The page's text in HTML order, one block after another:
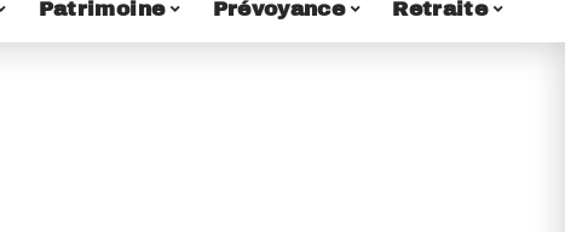
Patrimoine Prévoyance Retraite